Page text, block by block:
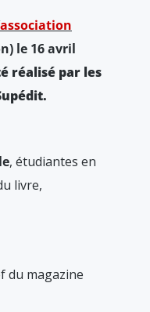
association
le 16 avril
réalisé par les
, étudiantes en
livre,
du magazine